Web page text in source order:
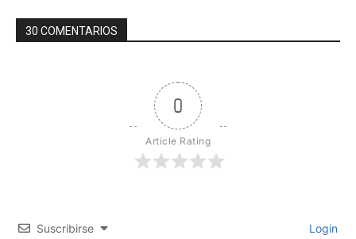
30 COMENTARIOS
0
Article Rating
Suscribirse Login